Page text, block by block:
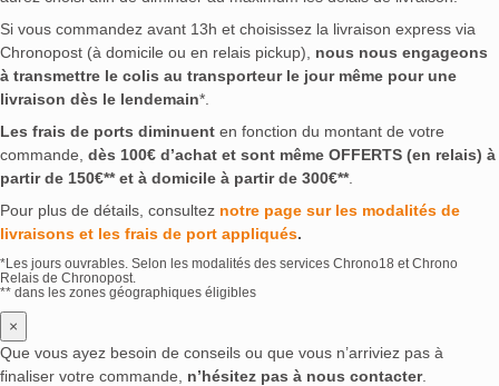
Si vous commandez avant 13h et choisissez la livraison express via
Chronopost (à domicile ou en relais pickup), nous nous engageons
à transmettre le colis au transporteur le jour même pour une
livraison dès le lendemain*.
Les frais de ports diminuent en fonction du montant de votre
commande, dès 100€ d’achat et sont même OFFERTS (en relais) à
partir de 150€** et à domicile à partir de 300€**.
Pour plus de détails, consultez notre page sur les modalités de
livraisons et les frais de port appliqués.
*Les jours ouvrables. Selon les modalités des services Chrono18 et Chrono
Relais de Chronopost.
** dans les zones géographiques éligibles
×
Que vous ayez besoin de conseils ou que vous n’arriviez pas à
finaliser votre commande, n’hésitez pas à nous contacter.